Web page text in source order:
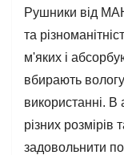
Рушники від
та
м'яких і
вбирають
використанні. В
різних розмірів
задовольнити